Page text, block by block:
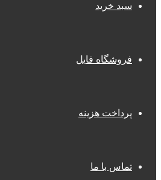
سبد خرید
فروشگاه فایل
پرداخت هزینه
تماس با ما